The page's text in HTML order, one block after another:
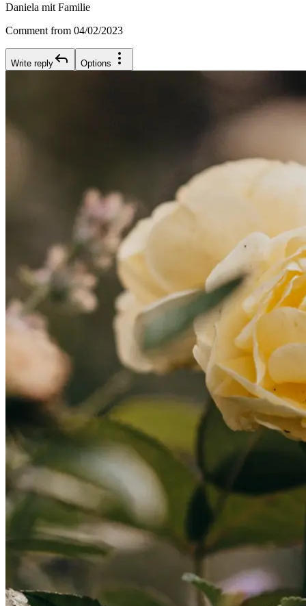
Daniela mit Familie
Comment from 04/02/2023
Write reply Options